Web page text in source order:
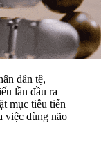
dân tệ,
lần đầu ra
mục tiêu tiến
việc dùng não